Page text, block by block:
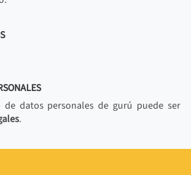
datos personales de gurú puede ser
.